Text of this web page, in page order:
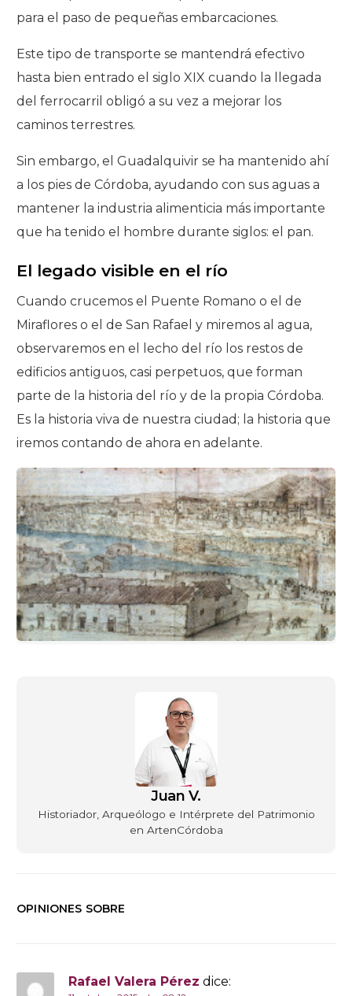
para el paso de pequeñas embarcaciones.
Este tipo de transporte se mantendrá efectivo
hasta bien entrado el siglo XIX cuando la llegada
del ferrocarril obligó a su vez a mejorar los
caminos terrestres.
Sin embargo, el Guadalquivir se ha mantenido ahí
a los pies de Córdoba, ayudando con sus aguas a
mantener la industria alimenticia más importante
que ha tenido el hombre durante siglos: el pan.
El legado visible en el río
Cuando crucemos el Puente Romano o el de
Miraflores o el de San Rafael y miremos al agua,
observaremos en el lecho del río los restos de
edificios antiguos, casi perpetuos, que forman
parte de la historia del río y de la propia Córdoba.
Es la historia viva de nuestra ciudad; la historia que
iremos contando de ahora en adelante.
Juan V.
Historiador, Arqueólogo e Intérprete del Patrimonio
en ArtenCórdoba
OPINIONES SOBRE
Rafael Valera Pérez dice: